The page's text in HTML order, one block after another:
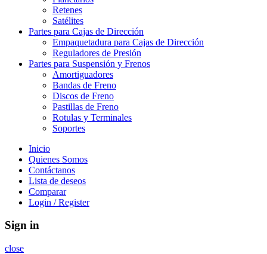
Retenes
Satélites
Partes para Cajas de Dirección
Empaquetadura para Cajas de Dirección
Reguladores de Presión
Partes para Suspensión y Frenos
Amortiguadores
Bandas de Freno
Discos de Freno
Pastillas de Freno
Rotulas y Terminales
Soportes
Inicio
Quienes Somos
Contáctanos
Lista de deseos
Comparar
Login / Register
Sign in
close